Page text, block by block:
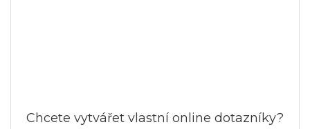
Chcete vytvářet vlastní online dotazníky?